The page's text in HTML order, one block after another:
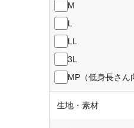
M
L
LL
3L
MP（低身長さん
生地・素材